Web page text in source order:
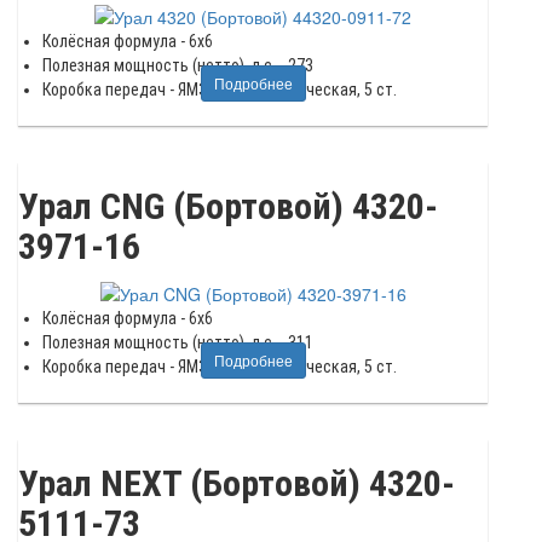
Колёсная формула - 6x6
Полезная мощность (нетто), л.с. - 273
Коробка передач - ЯМЗ-1105, механическая, 5 ст.
Подробнее
Урал CNG (Бортовой) 4320-
3971-16
Колёсная формула - 6x6
Полезная мощность (нетто), л.с. - 311
Коробка передач - ЯМЗ-1205, механическая, 5 ст.
Подробнее
Урал NEXT (Бортовой) 4320-
5111-73